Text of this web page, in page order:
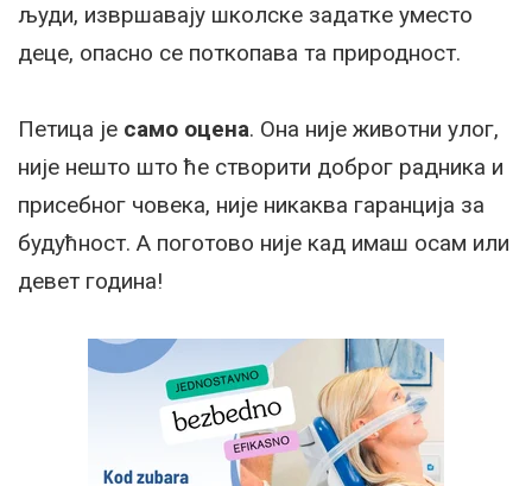
људи, извршавају школске задатке уместо
деце, опасно се поткопава та природност.
Петица је само оцена. Она није животни улог,
није нешто што ће створити доброг радника и
присебног човека, није никаква гаранција за
будућност. А поготово није кад имаш осам или
девет година!